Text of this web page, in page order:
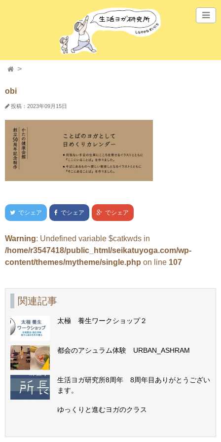
obi
投稿：2023年09月15日
でシェア でシェア でシェア
Warning: Undefined variable $catkwds in
/home/r3547418/public_html/seikatuyoga.com/wp-
content/themes/mytheme/single.php on line 107
関連記事
太極 養生ワークショップ２
都会のアシュラム体験 URBAN_ASHRAM
生活ヨガ研究所8周年 8周年目ありがとうござい
ます。
ゆっくりと進むヨガのクラス